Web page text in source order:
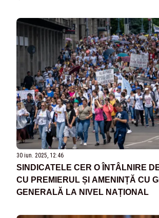
30 iun. 2025, 12:46
SINDICATELE CER O ÎNTÂLNIRE
CU PREMIERUL ȘI AMENINȚĂ CU
GENERALĂ LA NIVEL NAȚIONAL